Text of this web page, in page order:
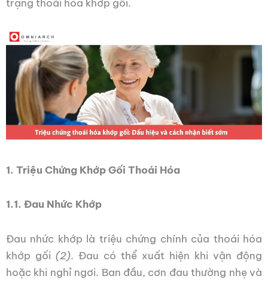
trạng thoái hóa khớp gối.
1. Triệu Chứng Khớp Gối Thoái Hóa
1.1. Đau Nhức Khớp
Đau nhức khớp là triệu chứng chính của thoái hóa
khớp gối (2). Đau có thể xuất hiện khi vận động
hoặc khi nghỉ ngơi. Ban đầu, cơn đau thường nhẹ và